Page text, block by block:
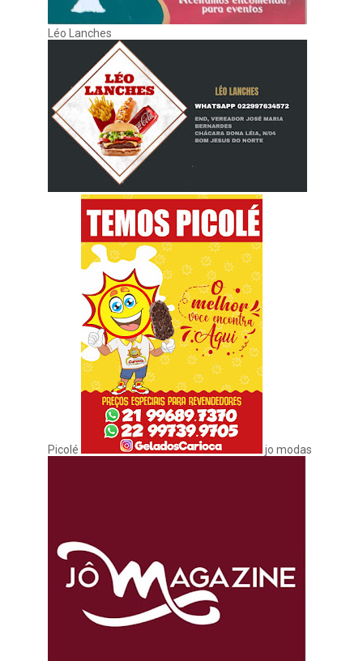
Léo Lanches
Picolé jo modas